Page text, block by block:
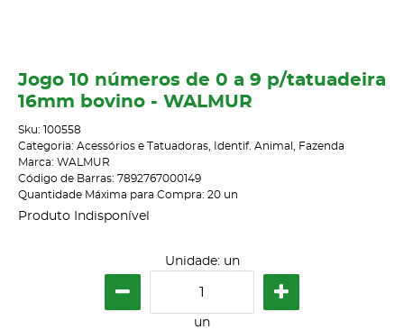
Jogo 10 números de 0 a 9 p/tatuadeira
16mm bovino - WALMUR
Sku: 100558
Categoria: Acessórios e Tatuadoras Identif. Animal
Fazenda
Marca: WALMUR
Código de Barras: 7892767000149
Quantidade Máxima para Compra: 20 un
Produto Indisponível
Unidade: un
un